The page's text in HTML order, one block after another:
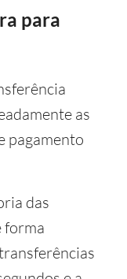
para
as
pagamento
das
forma